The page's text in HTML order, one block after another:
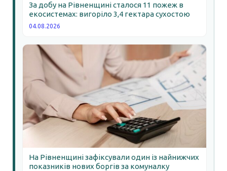
За добу на Рівненщині сталося 11 пожеж в
екосистемах: вигоріло 3,4 гектара сухостою
04.08.2026
На Рівненщині зафіксували один із найнижчих
показників нових боргів за комуналку